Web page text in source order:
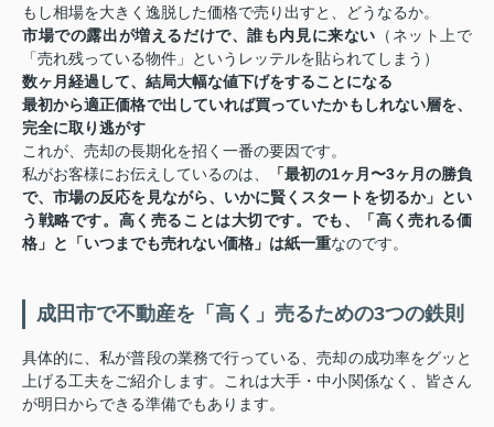
もし相場を大きく逸脱した価格で売り出すと、どうなるか。
市場での露出が増えるだけで、誰も内見に来ない （ネット上で
「売れ残っている物件」というレッテルを貼られてしまう）
数ヶ月経過して、結局大幅な値下げをすることになる
最初から適正価格で出していれば買っていたかもしれない層を、
完全に取り逃がす
これが、売却の長期化を招く一番の要因です。
私がお客様にお伝えしているのは、
「最初の1ヶ月〜3ヶ月の勝負
で、市場の反応を見ながら、いかに賢くスタートを切るか」 とい
う戦略です。高く売ることは大切です。でも、
「高く売れる価
格」と「いつまでも売れない価格」は紙一重なのです。
成田市で不動産を「高く」売るための3つの鉄則
具体的に、私が普段の業務で行っている、売却の成功率をグッと
上げる工夫をご紹介します。これは大手・中小関係なく、皆さん
が明日からできる準備でもあります。